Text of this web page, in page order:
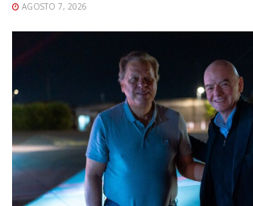
AGOSTO 7, 2026